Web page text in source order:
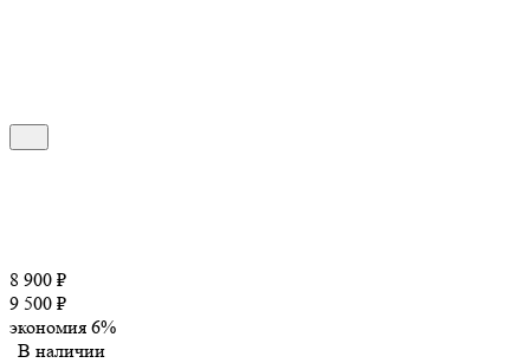
8 900 ₽
9 500 ₽
экономия 6%
В наличии